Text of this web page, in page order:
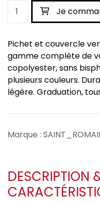
Je
Pichet et couvercle
gamme complète de
copolyester, sans
plusieurs couleurs.
légère. Graduation,
Marque :
DESCRIPTION